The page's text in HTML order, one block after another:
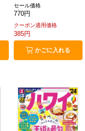
セール価格
770円
クーポン適用価格
385円
かごに入れる